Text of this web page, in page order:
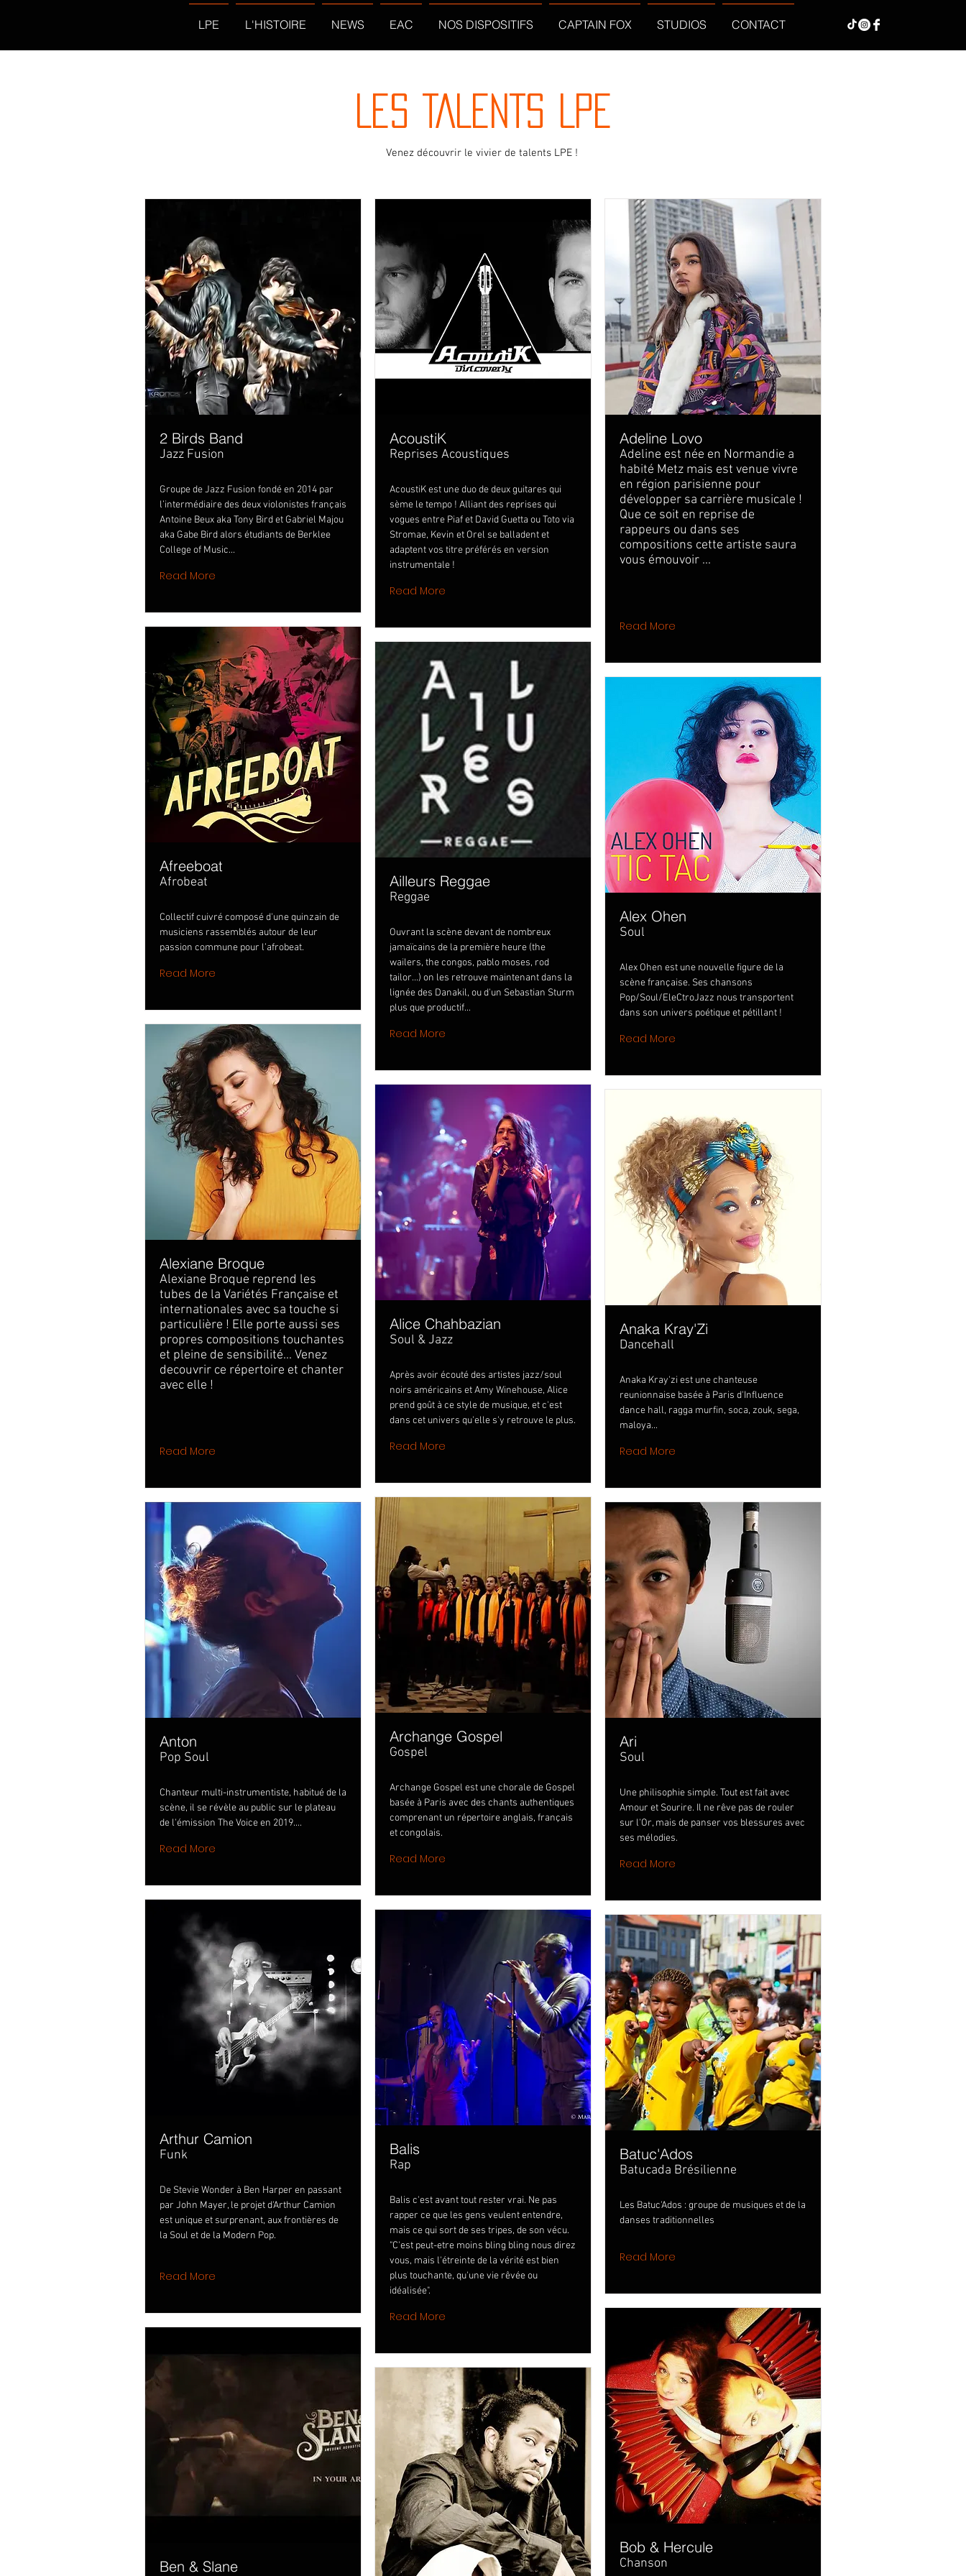
LPE L'HISTOIRE NEWS EAC NOS DISPOSITIFS CAPTAIN FOX STUDIOS CONTACT
LES TALENTS LPE
Venez découvrir le vivier de talents LPE !
2 Birds Band
Jazz Fusion
Groupe de Jazz Fusion fondé en 2014 par
l’intermédiaire des deux violonistes français
Antoine Beux aka Tony Bird et Gabriel Majou
aka Gabe Bird alors étudiants de Berklee
College of Music...
Read More
Afreeboat
Afrobeat
Collectif cuivré composé d'une quinzain de
musiciens rassemblés autour de leur
passion commune pour l’afrobeat.
Read More
Alexiane Broque
Alexiane Broque reprend les
tubes de la Variétés Française et
internationales avec sa touche si
particulière ! Elle porte aussi ses
propres compositions touchantes
et pleine de sensibilité... Venez
decouvrir ce répertoire et chanter
avec elle !
Read More
Anton
Pop Soul
Chanteur multi-instrumentiste, habitué de la
scène, il se révèle au public sur le plateau
de l'émission The Voice en 2019....
Read More
Arthur Camion
Funk
De Stevie Wonder à Ben Harper en passant
par John Mayer, le projet d'Arthur Camion
est unique et surprenant, aux frontières de
la Soul et de la Modern Pop.
Read More
Ben & Slane
AcoustiK
Reprises Acoustiques
AcoustiK est une duo de deux guitares qui
sème le tempo ! Alliant des reprises qui
vogues entre Piaf et David Guetta ou Toto via
Stromae, Kevin et Orel se balladent et
adaptent vos titre préférés en version
instrumentale !
Read More
Ailleurs Reggae
Reggae
Ouvrant la scène devant de nombreux
jamaïcains de la première heure (the
wailers, the congos, pablo moses, rod
tailor...) on les retrouve maintenant dans la
lignée des Danakil, ou d'un Sebastian Sturm
plus que productif...
Read More
Alice Chahbazian
Soul & Jazz
Après avoir écouté des artistes jazz/soul
noirs américains et Amy Winehouse, Alice
prend goût à ce style de musique, et c'est
dans cet univers qu'elle s'y retrouve le plus.
Read More
Archange Gospel
Gospel
Archange Gospel est une chorale de Gospel
basée à Paris avec des chants authentiques
comprenant un répertoire anglais, français
et congolais.
Read More
Balis
Rap
Balis c'est avant tout rester vrai. Ne pas
rapper ce que les gens veulent entendre,
mais ce qui sort de ses tripes, de son vécu.
"C'est peut-etre moins bling bling nous direz
vous, mais l'étreinte de la vérité est bien
plus touchante, qu'une vie rêvée ou
idéalisée".
Read More
Adeline Lovo
Adeline est née en Normandie a
habité Metz mais est venue vivre
en région parisienne pour
développer sa carrière musicale !
Que ce soit en reprise de
rappeurs ou dans ses
compositions cette artiste saura
vous émouvoir ...
Read More
Alex Ohen
Soul
Alex Ohen est une nouvelle figure de la
scène française. Ses chansons
Pop/Soul/EleCtroJazz nous transportent
dans son univers poétique et pétillant !
Read More
Anaka Kray'Zi
Dancehall
Anaka Kray'zi est une chanteuse
reunionnaise basée à Paris d'Influence
dance hall, ragga murfin, soca, zouk, sega,
maloya...
Read More
Ari
Soul
Une philisophie simple. Tout est fait avec
Amour et Sourire. Il ne rêve pas de rouler
sur l'Or, mais de panser vos blessures avec
ses mélodies.
Read More
Batuc'Ados
Batucada Brésilienne
Les Batuc'Ados : groupe de musiques et de la
danses traditionnelles
Read More
Bob & Hercule
Chanson